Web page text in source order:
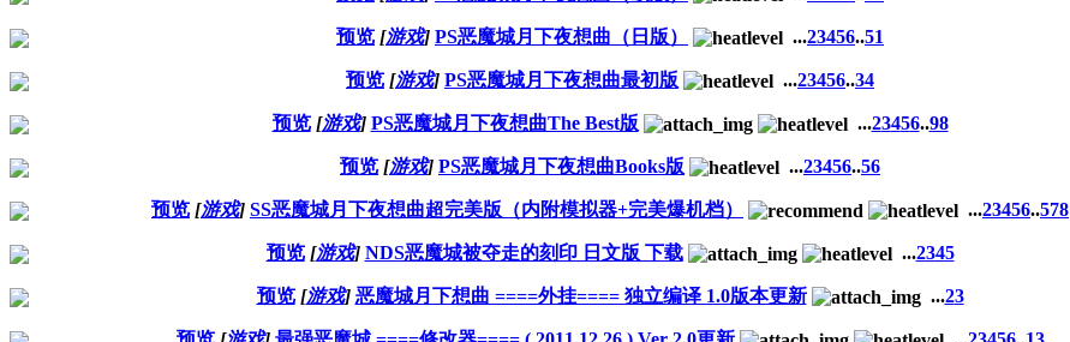
预览 [游戏] PS恶魔城月下夜想曲（日版） ...23456..51
预览 [游戏] PS恶魔城月下夜想曲最初版 ...23456..34
预览 [游戏] PS恶魔城月下夜想曲The Best版 ...23456..98
预览 [游戏] PS恶魔城月下夜想曲Books版 ...23456..56
预览 [游戏] SS恶魔城月下夜想曲超完美版（内附模拟器+完美爆机档） ...23456..578
预览 [游戏] NDS恶魔城被夺走的刻印 日文版 下载 ...2345
预览 [游戏] 恶魔城月下想曲 ====外挂==== 独立编译 1.0版本更新 ...23